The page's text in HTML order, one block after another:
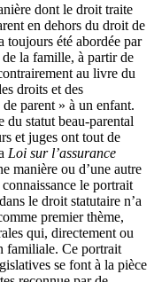
dont le droit traite
en dehors du droit de
toujours été abordée par
de la famille, à partir de
au livre du
droits et des
parent » à un enfant.
du statut beau-parental
et juges ont tout de
Loi sur l’assurance
manière ou d’une autre
le portrait
le droit statutaire n’a
premier thème,
qui, directement ou
familiale. Ce portrait
se font à la pièce